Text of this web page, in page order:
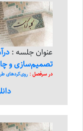
عنوان جلسه :
تصمیم‌‌‌سازی و
در سرفصل : روی‌کرد‌های